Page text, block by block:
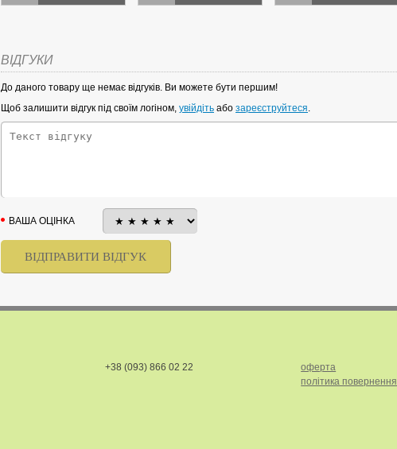
ВІДГУКИ
До даного товару ще немає відгуків. Ви можете бути першим!
Щоб залишити відгук під своїм логіном, увійдіть або зареєструйтеся.
ВАША ОЦІНКА
+38 (093) 866 02 22
оферта
політика повернення